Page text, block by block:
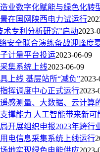
业数字化赋能与绿色化转
在国网陕西电力试运行
术专利分析研究”启动2023-
安全联合演练备战迎峰度
计量平台投运2023-06-09
集系统上线2023-06-09
上线 基层站所“减负”
挥调度中心正式运行2023-
感测量、大数据、云计算
撑能力 人工智能带来新可
开展组织申报2023年跨行
电信息采集系统上线运行
地实现绿色电能供应2023-